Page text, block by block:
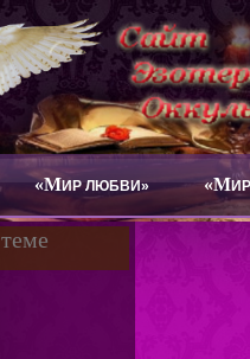
«МИР ЛЮБВИ» «М
теме